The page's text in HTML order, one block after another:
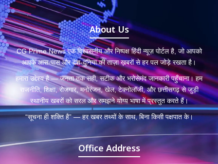
About Us
CG Prime News एक विश्वसनीय और निष्पक्ष हिंदी न्यूज़ पोर्टल है, जो आपको
आपके आस-पास और देश-दुनिया की ताज़ा ख़बरों से हर पल जोड़े रखता है।
हमारा उद्देश्य है — जनता तक सही, सटीक और भरोसेमंद जानकारी पहुँचाना। हम
राजनीति, शिक्षा, रोजगार, मनोरंजन, खेल, टेक्नोलॉजी, और छत्तीसगढ़ से जुड़ी
स्थानीय खबरों को सरल और समझने योग्य भाषा में प्रस्तुत करते हैं।
“सूचना ही शक्ति है” — हर खबर तथ्यों के साथ, बिना किसी पक्षपात के।
Office Address